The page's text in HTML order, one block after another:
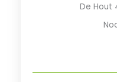
De Hout